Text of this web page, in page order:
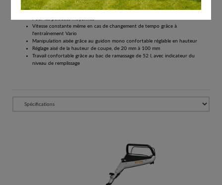
Tondeuse à gazon compacte avec une largeur de coupe de 41 cm
Pour les pelouses moyennes
Vitesse constante même en cas de changement de tempo grâce à
l'entraînement Vario
Manipulation aisée grâce au guidon mono confortable réglable en hauteur
Réglage aisé de la hauteur de coupe, de 20 mm à 100 mm
Travail confortable grâce au bac de ramassage de 52 l, avec indicateur du
niveau de remplissage